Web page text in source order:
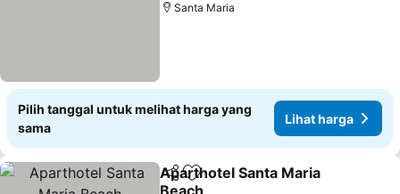
Santa Maria
Pilih tanggal untuk melihat harga yang
sama
Lihat harga
BagikanTambahkan ke favorit
Aparthotel Santa Maria
Beach